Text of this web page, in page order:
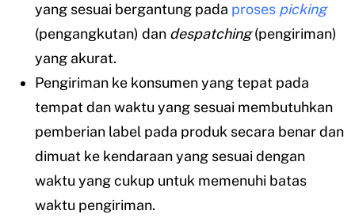
yang sesuai bergantung pada proses picking
(pengangkutan) dan despatching(pengiriman)
yang akurat.
Pengiriman ke konsumen yang tepat pada
tempat dan waktu yang sesuai membutuhkan
pemberian label pada produk secara benar dan
dimuat ke kendaraan yang sesuai dengan
waktu yang cukup untuk memenuhi batas
waktu pengiriman.